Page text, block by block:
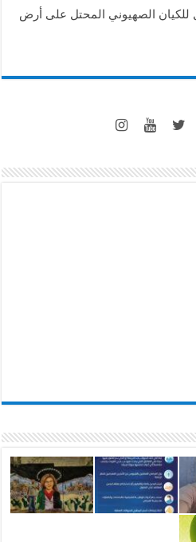
للكيان الصهيوني المحتل على أرض